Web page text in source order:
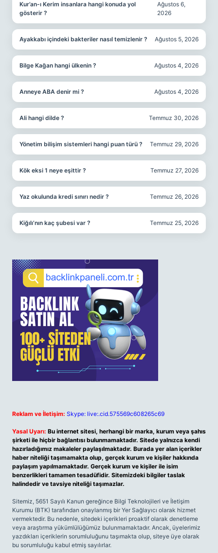
Kur’an-ı Kerim insanlara hangi konuda yol
gösterir ?
Ağustos 6,
2026
Ayakkabı içindeki bakteriler nasıl temizlenir ? Ağustos 5, 2026
Bilge Kağan hangi ülkenin ? Ağustos 4, 2026
Anneye ABA denir mi ? Ağustos 4, 2026
Ali hangi dilde ? Temmuz 30, 2026
Yönetim bilişim sistemleri hangi puan türü ? Temmuz 29, 2026
Kök eksi 1 neye eşittir ? Temmuz 27, 2026
Yaz okulunda kredi sınırı nedir ? Temmuz 26, 2026
Kiğılı’nın kaç şubesi var ? Temmuz 25, 2026
Reklam ve İletişim: Skype: live:.cid.575569c608265c69
Yasal Uyarı: Bu internet sitesi, herhangi bir marka, kurum veya şahıs
şirketi ile hiçbir bağlantısı bulunmamaktadır. Sitede yalnızca kendi
hazırladığımız makaleler paylaşılmaktadır. Burada yer alan içerikler
haber niteliği taşımamakta olup, gerçek kurum ve kişiler hakkında
paylaşım yapılmamaktadır. Gerçek kurum ve kişiler ile isim
benzerlikleri tamamen tesadüfidir. Sitemizdeki bilgiler taslak
halindedir ve tavsiye niteliği taşımazlar.
Sitemiz, 5651 Sayılı Kanun gereğince Bilgi Teknolojileri ve İletişim
Kurumu (BTK) tarafından onaylanmış bir Yer Sağlayıcı olarak hizmet
vermektedir. Bu nedenle, sitedeki içerikleri proaktif olarak denetleme
veya araştırma yükümlülüğümüz bulunmamaktadır. Ancak, üyelerimiz
yazdıkları içeriklerin sorumluluğunu taşımakta olup, siteye üye olarak
bu sorumluluğu kabul etmiş sayılırlar.